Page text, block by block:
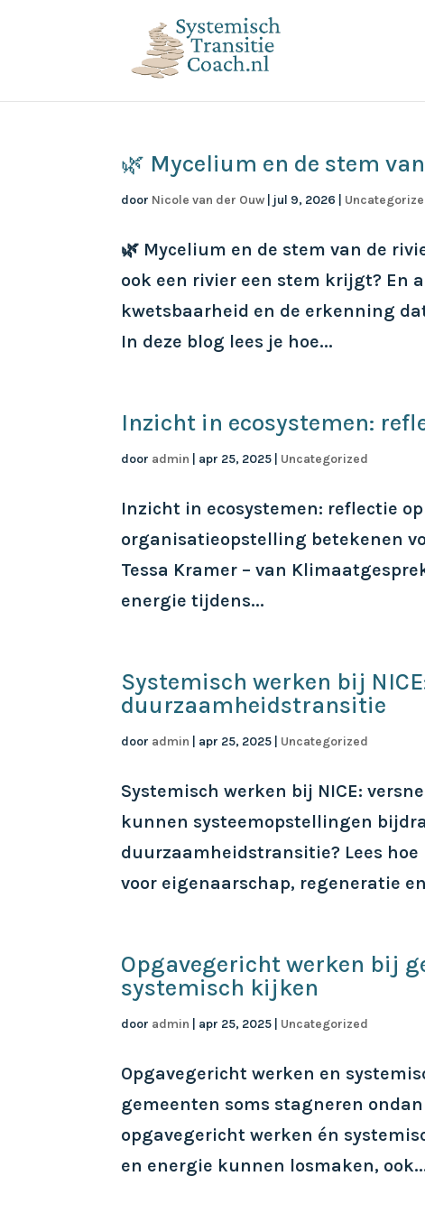
🌿 Mycelium en de stem
door Nicole van der Ouw jul 9, 2026
🌿 Mycelium en de stem van de
ook een rivier een stem krijgt? En
kwetsbaarheid en de erkenning
In deze blog lees je hoe...
Inzicht in ecosystemen:
door admin apr 25, 2025 Uncategorized
Inzicht in ecosystemen: reflectie
organisatieopstelling betekenen
Tessa Kramer – van
energie tijdens...
Systemisch werken bij
duurzaamheidstransitie
door admin apr 25, 2025 Uncategorized
Systemisch werken bij NICE:
kunnen systeemopstellingen
duurzaamheidstransitie? Lees
voor eigenaarschap, regeneratie
Opgavegericht werken bij
systemisch kijken
door admin apr 25, 2025 Uncategorized
Opgavegericht werken en
gemeenten soms stagneren
opgavegericht werken én
en energie kunnen losmaken,